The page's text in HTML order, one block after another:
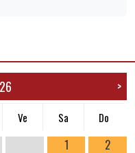
>
Ve Sa Do
1 2